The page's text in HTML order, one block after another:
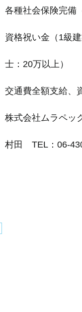
社会保険完備（
金（1級建築
万以上）
費全額支給、
会社ムラペッ
：06-